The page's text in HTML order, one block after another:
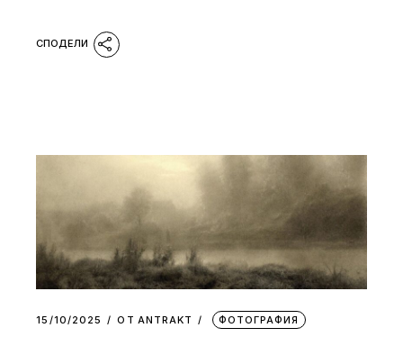
15/10/2025 ОТ АNTRAKT ФОТОГРАФИЯ